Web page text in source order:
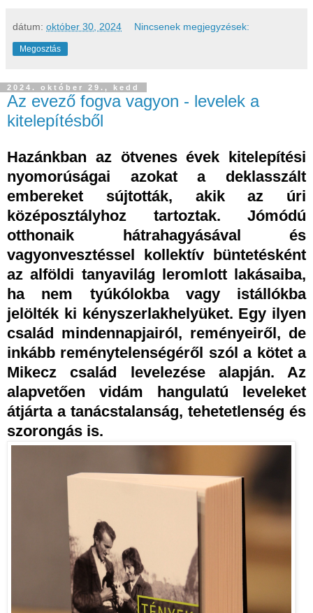
dátum: október 30, 2024 Nincsenek megjegyzések:
Megosztás
2024. október 29., kedd
Az evező fogva vagyon - levelek a
kitelepítésből
Hazánkban az ötvenes évek kitelepítési
nyomorúságai azokat a deklasszált
embereket sújtották, akik az úri
középosztályhoz tartoztak. Jómódú
otthonaik hátrahagyásával és
vagyonvesztéssel kollektív büntetésként
az alföldi tanyavilág leromlott lakásaiba,
ha nem tyúkólokba vagy istállókba
jelölték ki kényszerlakhelyüket. Egy ilyen
család mindennapjairól, reményeiről, de
inkább reménytelenségéről szól a kötet a
Mikecz család levelezése alapján. Az
alapvetően vidám hangulatú leveleket
átjárta a tanácstalanság, tehetetlenség és
szorongás is.